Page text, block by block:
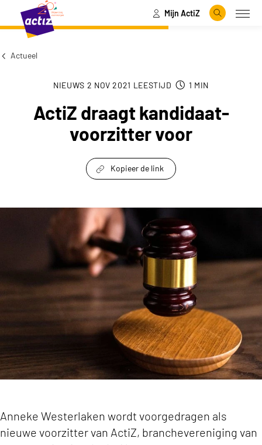
Naar hoofdinhoud
Naar menu Mijn ActiZ
Zoeken
Actueel
NIEUWS 2 NOV 2021 LEESTIJD 1 MIN
ActiZ draagt kandidaat-
voorzitter voor
Kopieer de link
ActiZ draagt kandidaat-voorzitter voor
Anneke Westerlaken wordt voorgedragen als
nieuwe voorzitter van ActiZ, branchevereniging van